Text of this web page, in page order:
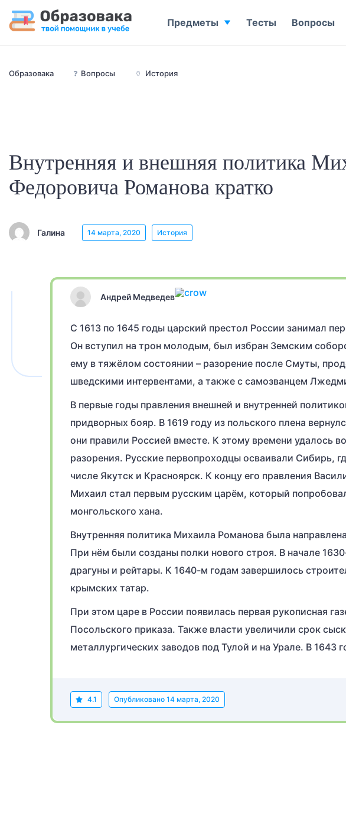
Образовака ❓ Вопросы 🏺 История
Внутренняя и внешняя политика
Федоровича Романова кратко
Галина 14 марта, 2020 История
Андрей Медведев
С 1613 по 1645 годы царский престол России занимал
Он вступил на трон молодым, был избран Земским
ему в тяжёлом состоянии – разорение после Смуты,
шведскими интервентами, а также с самозванцем
В первые годы правления внешней и внутренней
придворных бояр. В 1619 году из польского плена
они правили Россией вместе. К этому времени удалось
разорения. Русские первопроходцы осваивали Сибирь,
числе Якутск и Красноярск. К концу его правления
Михаил стал первым русским царём, который
монгольского хана.
Внутренняя политика Михаила Романова была
При нём были созданы полки нового строя. В начале
драгуны и рейтары. К 1640-м годам завершилось
крымских татар.
При этом царе в России появилась первая рукописная
Посольского приказа. Также власти увеличили срок
металлургических заводов под Тулой и на Урале. В
4.1 Опубликовано 14 марта, 2020
Предметы Тесты Вопросы